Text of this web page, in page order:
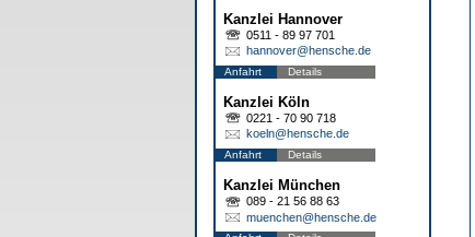
Kanzlei Hannover
0511 - 89 97 701
hannover@hensche.de
Anfahrt Details
Kanzlei Köln
0221 - 70 90 718
koeln@hensche.de
Anfahrt Details
Kanzlei München
089 - 21 56 88 63
muenchen@hensche.de